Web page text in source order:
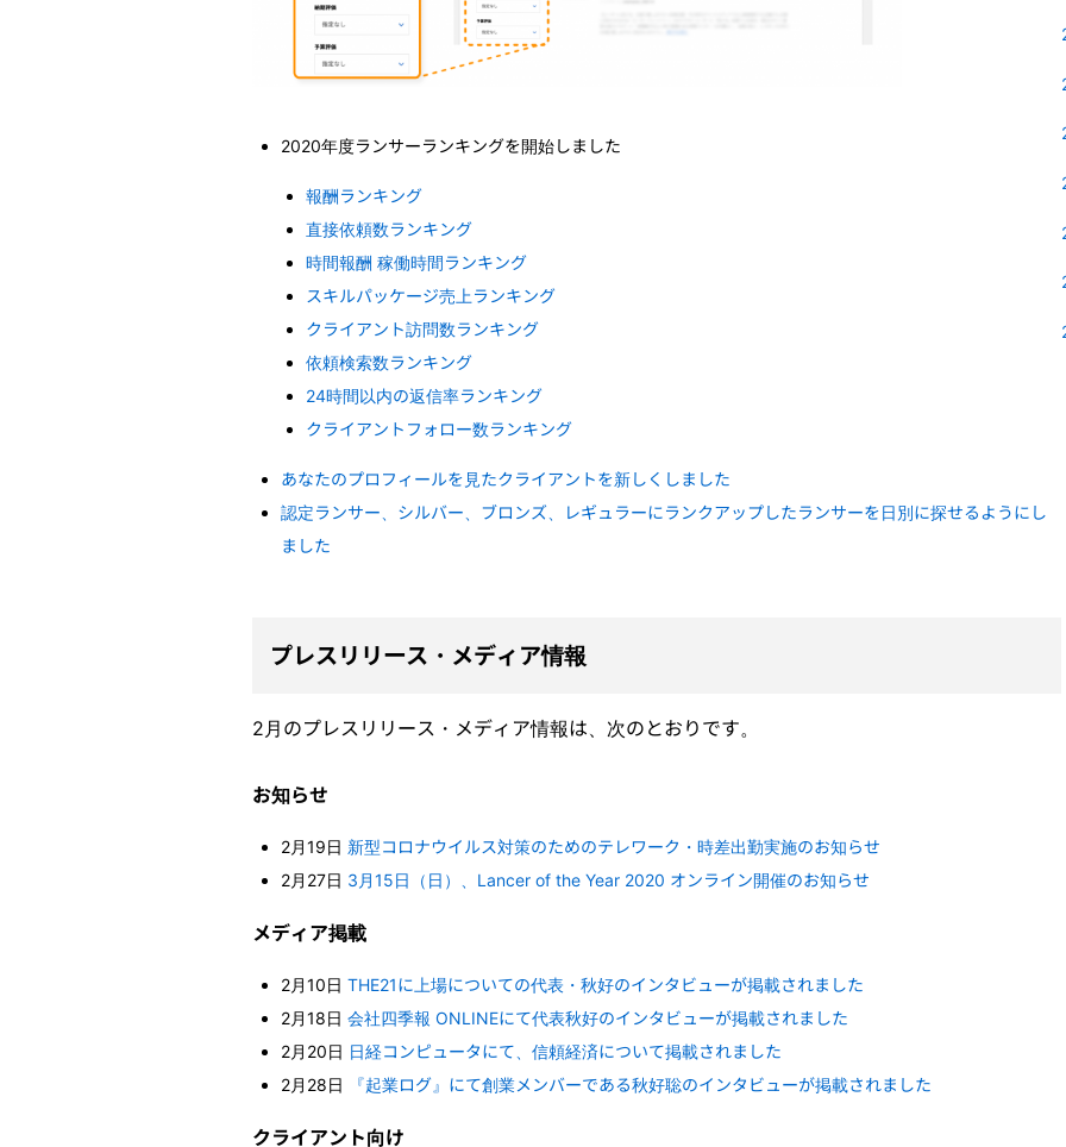
2020年度ランサーランキングを開始しました
報酬ランキング
直接依頼数ランキング
時間報酬 稼働時間ランキング
スキルパッケージ売上ランキング
クライアント訪問数ランキング
依頼検索数ランキング
24時間以内の返信率ランキング
クライアントフォロー数ランキング
あなたのプロフィールを見たクライアントを新しくしました
認定ランサー、シルバー、ブロンズ、レギュラーにランクアップしたランサーを日別に探せるようにし
ました
プレスリリース・メディア情報
2月のプレスリリース・メディア情報は、次のとおりです。
お知らせ
2月19日 新型コロナウイルス対策のためのテレワーク・時差出勤実施のお知らせ
2月27日 3月15日（日）、Lancer of the Year 2020 オンライン開催のお知らせ
メディア掲載
2月10日 THE21に上場についての代表・秋好のインタビューが掲載されました
2月18日 会社四季報 ONLINEにて代表秋好のインタビューが掲載されました
2月20日 日経コンピュータにて、信頼経済について掲載されました
2月28日
『起業ログ』にて創業メンバーである秋好聡のインタビューが掲載されました
クライアント向け